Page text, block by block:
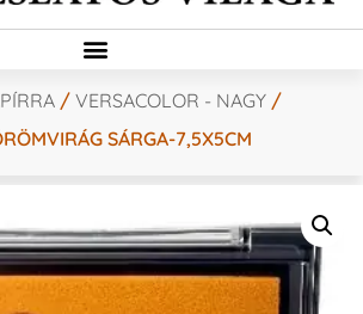
/ VERSACOLOR - NAGY /
SÁRGA-7,5X5CM